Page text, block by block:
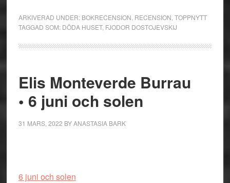
ARKIVERAD UNDER: BOKRECENSION RECENSION TOPPNYTT
TAGGAD SOM: DÖDA HUSET, FJODOR DOSTOJEVSKIJ
Elis Monteverde Burrau
• 6 juni och solen
31 MARS, 2022 BYANASTASIA BARK
6 juni och solen